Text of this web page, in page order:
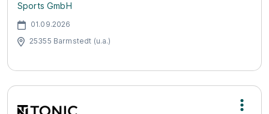
Sports GmbH
01.09.2026
25355 Barmstedt (u.a.)